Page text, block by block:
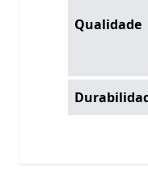
Qualidade